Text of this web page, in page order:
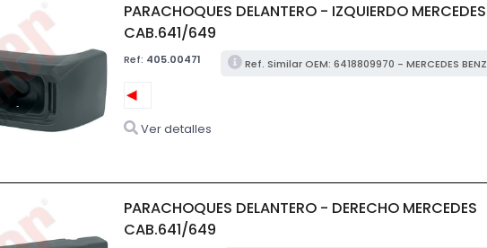
PARACHOQUES DELANTERO - IZQUIERDO MERCEDES
CAB.641/649
Ref: 405.00471 Ref. Similar OEM: 6418809970 - MERCEDES BENZ
Ver detalles
PARACHOQUES DELANTERO - DERECHO MERCEDES
CAB.641/649